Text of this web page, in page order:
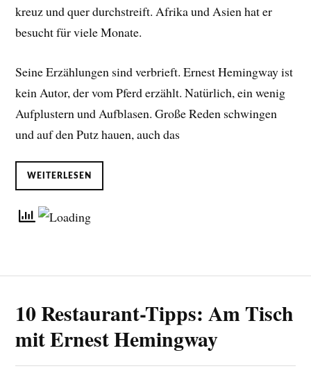
kreuz und quer durchstreift. Afrika und Asien hat er
besucht für viele Monate.
Seine Erzählungen sind verbrieft. Ernest Hemingway ist
kein Autor, der vom Pferd erzählt. Natürlich, ein wenig
Aufplustern und Aufblasen. Große Reden schwingen
und auf den Putz hauen, auch das
WEITERLESEN
10 Restaurant-Tipps: Am Tisch
mit Ernest Hemingway